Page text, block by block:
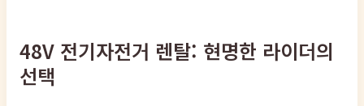
48V 전기자전거 렌탈: 현명한 라이더의
선택